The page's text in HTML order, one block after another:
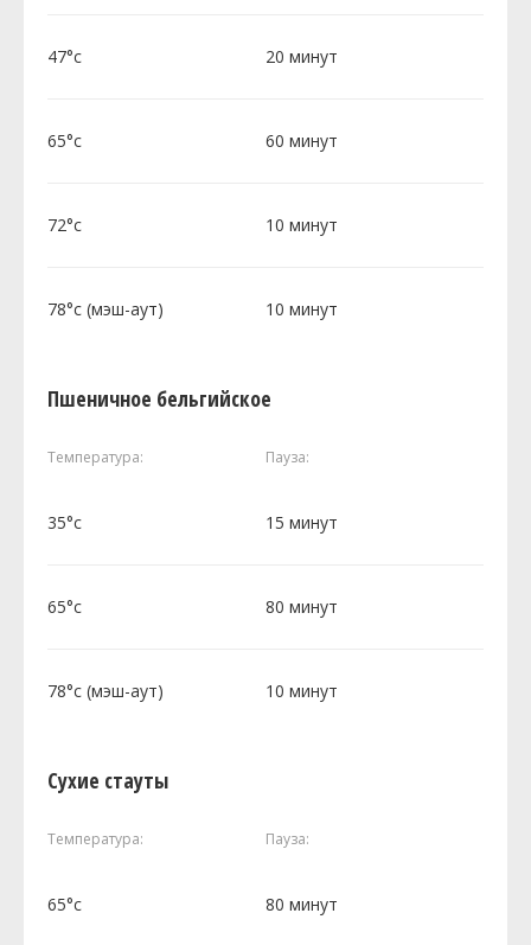
47°c 20 минут
65°c 60 минут
72°c 10 минут
78°c (мэш-аут) 10 минут
Пшеничное бельгийское
Температура: Пауза:
35°c 15 минут
65°c 80 минут
78°c (мэш-аут) 10 минут
Сухие стауты
Температура: Пауза:
65°c 80 минут